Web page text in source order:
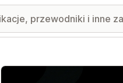
Wyróżnione obrazy w galerii